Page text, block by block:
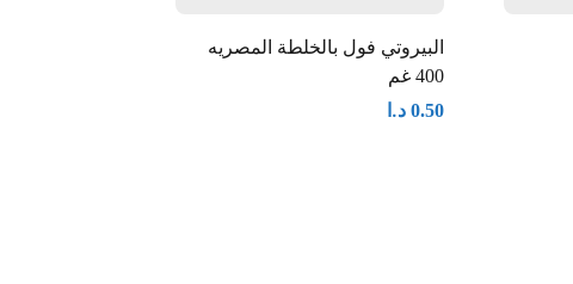
البيروتي فول بالخلطة المصريه
400 غم
0.50 د.ا